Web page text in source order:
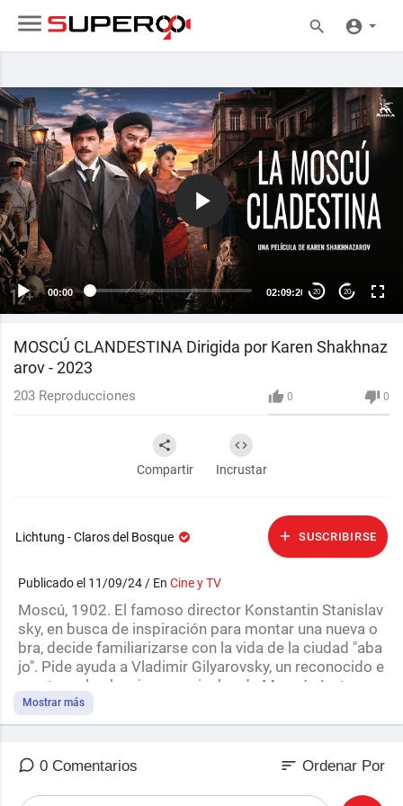
00:00 02:09:20 20 20
MOSCÚ CLANDESTINA Dirigida por Karen Shakhnaz
arov - 2023
0 0
203 Reproducciones
Compartir Incrustar
Lichtung - Claros del Bosque SUSCRIBIRSE
Publicado el 11/09/24 / En Cine y TV
Moscú, 1902. El famoso director Konstantin Stanislav
sky, en busca de inspiración para montar una nueva o
bra, decide familiarizarse con la vida de la ciudad "aba
jo". Pide ayuda a Vladimir Gilyarovsky, un reconocido e
xperto en los barrios marginales de Moscú. Juntos ac
uden al legendario bandido Khitrovka y se ven arrastra
dos a la investigación del asesinato de un misterioso
Mostrar más
0 Comentarios sort Ordenar Por